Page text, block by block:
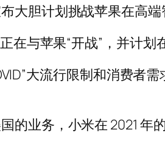
大胆计划挑战苹果在高端
与苹果“开战”，并计划
大流行限制和消费者
的业务，小米在 2021